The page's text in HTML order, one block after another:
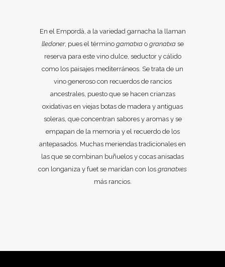
En el Empordà, a la variedad garnacha la llaman
lledoner, pues el término garnatxao granatxase
reserva para este vino dulce, seductor y cálido
como los paisajes mediterráneos. Se trata de un
vino generoso con recuerdos de rancios
ancestrales, puesto que se hacen crianzas
oxidativas en viejas botas de madera y antiguas
soleras, que concentran sabores y aromas y se
empapan de la memoria y el recuerdo de los
antepasados. Muchas meriendas tradicionales en
las que se combinan buñuelos y cocas anisadas
con longaniza y fuet se maridan con los granatxes
más rancios.